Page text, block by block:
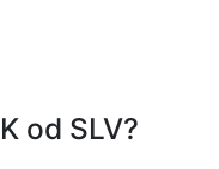
od SLV?